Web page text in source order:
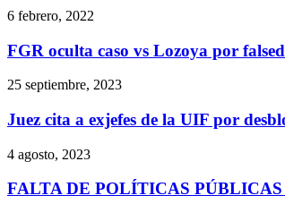
6 febrero, 2022
FGR oculta caso vs Lozoya por
25 septiembre, 2023
Juez cita a exjefes de la UIF por
4 agosto, 2023
FALTA DE POLÍTICAS